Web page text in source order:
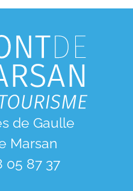
de Gaulle
Marsan
05 87 37